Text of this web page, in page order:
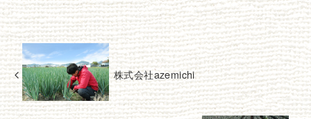
株式会社azemichi